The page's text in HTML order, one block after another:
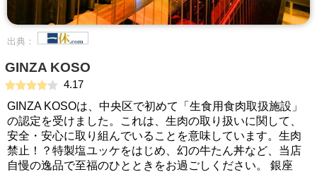
出典：
GINZA KOSO
4.17
GINZA KOSOは、中央区で初めて「生食用食肉取扱施設」
の認定を受けました。これは、生肉の取り扱いに関して、
安全・安心に取り組んでいることを意味しています。生肉
禁止！？特製塩ユッケをはじめ、幻の牛たん丼など、当店
自慢の逸品で至福のひとときをお過ごしください。 銀座